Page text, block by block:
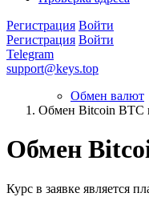
Регистрация Войти
Регистрация Войти
Telegram
support@keys.top
Обмен валют
Обмен Bitcoin BTC
Обмен
Курс в заявке является